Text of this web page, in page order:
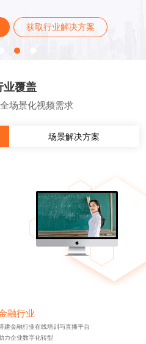
获取行业解决方案
业覆盖
场景化视频需求
场景解决方案
融行业
建金融行业在线培训与直播平台
力企业数字化转型